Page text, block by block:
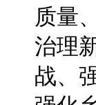
质量
治理
战、